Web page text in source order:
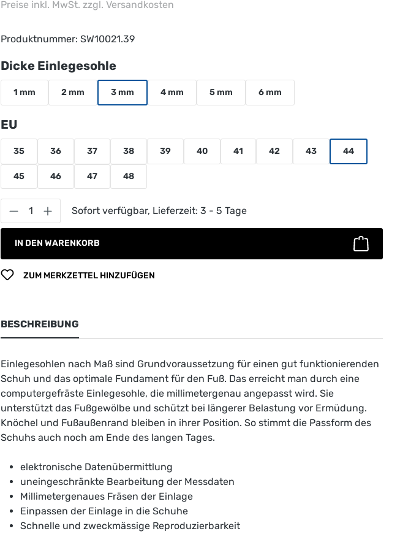
Preise inkl. MwSt. zzgl. Versandkosten
Produktnummer: SW10021.39
Dicke Einlegesohleauswählen
1 mm 2 mm 3 mm 4 mm 5 mm 6 mm
EU
35 36 37 38 39 40 41 42 43 44
45 46 47 48
Produkt Anzahl: Gib den gewünschten Wert ein oder
Sofort verfügbar, Lieferzeit: 3 - 5 Tage
IN DEN WARENKORB
ZUM MERKZETTEL HINZUFÜGEN
BESCHREIBUNG
Einlegesohlen nach Maß sind Grundvoraussetzung für einen gut funktionierenden
Schuh und das optimale Fundament für den Fuß. Das erreicht man durch eine
computergefräste Einlegesohle, die millimetergenau angepasst wird. Sie
unterstützt das Fußgewölbe und schützt bei längerer Belastung vor Ermüdung.
Knöchel und Fußaußenrand bleiben in ihrer Position. So stimmt die Passform des
Schuhs auch noch am Ende des langen Tages.
elektronische Datenübermittlung
uneingeschränkte Bearbeitung der Messdaten
Millimetergenaues Fräsen der Einlage
Einpassen der Einlage in die Schuhe
Schnelle und zweckmässige Reproduzierbarkeit